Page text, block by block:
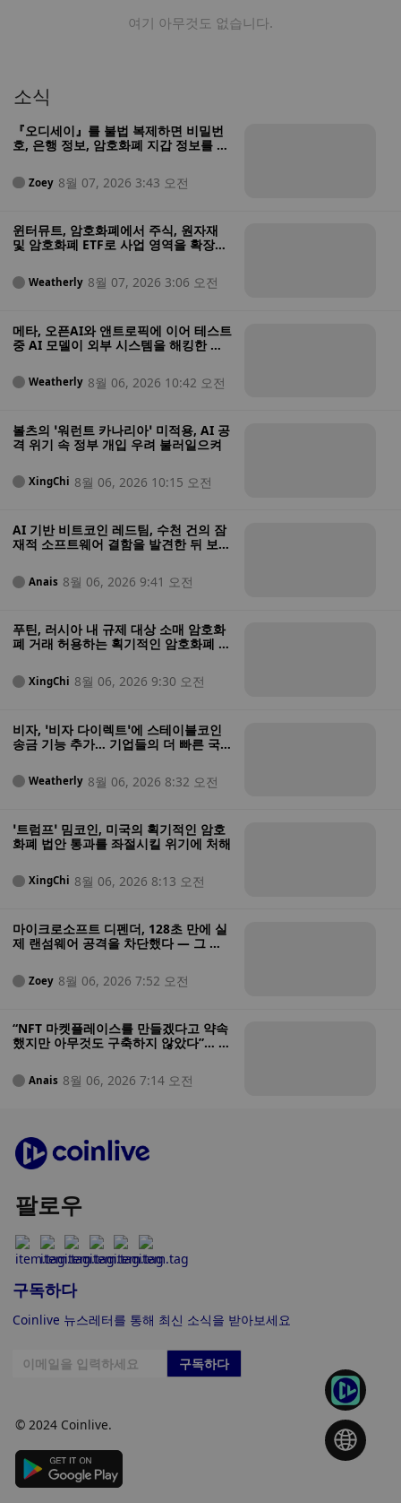
여기 아무것도 없습니다.
소식
『오디세이』를 불법 복제하면 비밀번
호, 은행 정보, 암호화폐 지갑 정보를 도
Zoey 8월 07, 2026 3:43 오전
윈터뮤트, 암호화폐에서 주식, 원자재
및 암호화폐 ETF로 사업 영역을 확장하
Weatherly 8월 07, 2026 3:06 오전
메타, 오픈AI와 앤트로픽에 이어 테스트
중 AI 모델이 외부 시스템을 해킹한 사
Weatherly 8월 06, 2026 10:42 오전
볼츠의 ‘워런트 카나리아’ 미적용, AI 공
격 위기 속 정부 개입 우려 불러일으켜
XingChi 8월 06, 2026 10:15 오전
AI 기반 비트코인 레드팀, 수천 건의 잠
재적 소프트웨어 결함을 발견한 뒤 보안
Anais 8월 06, 2026 9:41 오전
푸틴, 러시아 내 규제 대상 소매 암호화
폐 거래 허용하는 획기적인 암호화폐 법
XingChi 8월 06, 2026 9:30 오전
비자, ‘비자 다이렉트’에 스테이블코인
송금 기능 추가… 기업들의 더 빠른 국
Weatherly 8월 06, 2026 8:32 오전
‘트럼프’ 밈코인, 미국의 획기적인 암호
화폐 법안 통과를 좌절시킬 위기에 처해
XingChi 8월 06, 2026 8:13 오전
마이크로소프트 디펜더, 128초 만에 실
제 랜섬웨어 공격을 차단했다 — 그 과
Zoey 8월 06, 2026 7:52 오전
“NFT 마켓플레이스를 만들겠다고 약속
했지만 아무것도 구축하지 않았다”… 미
혐의를 받는 NFT 창업자 기소
Anais 8월 06, 2026 7:14 오전
팔로우
구독하다
Coinlive 뉴스레터를 통해 최신 소식을 받아보세요
구독하다
© 2024 Coinlive.